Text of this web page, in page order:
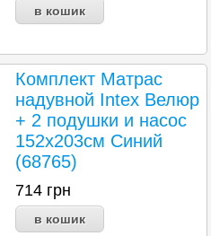
Комплект Матрас
надувной Intex Велюр
+ 2 подушки и насос
152х203см Синий
(68765)
714 грн